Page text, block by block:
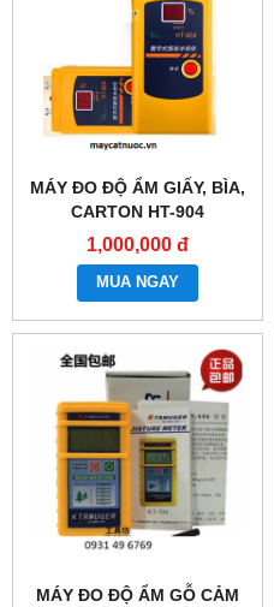
MÁY ĐO ĐỘ ẨM GIẤY, BÌA,
CARTON HT-904
1,000,000 đ
MUA NGAY
MÁY ĐO ĐỘ ẨM GỖ CẢM